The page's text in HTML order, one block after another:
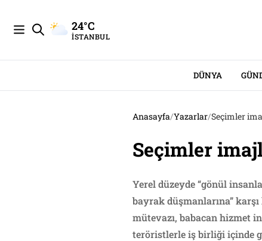
24°C
İSTANBUL
DÜNYA
Anasayfa/Yazarlar/Seçimler
Seçimler
Yerel düzeyde “gönül
bayrak düşmanlarına”
mütevazı, babacan hizmet
teröristlerle iş birliği içinde